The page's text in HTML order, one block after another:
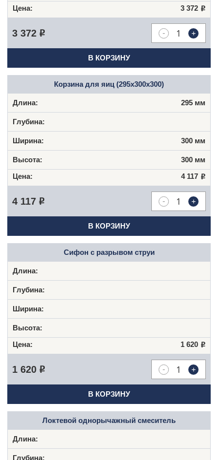
3 372 Р
- +
3 372 Р
В КОРЗИНУ
Корзина для яиц (295х300х300)
295 мм
300 мм
300 мм
4 117 Р
- +
4 117 Р
В КОРЗИНУ
Сифон с разрывом струи
1 620 Р
- +
1 620 Р
В КОРЗИНУ
Локтевой однорычажный смеситель